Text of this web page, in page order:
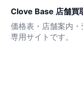
Clove Base 店舗買
価格表・店舗案内
専用サイトです。